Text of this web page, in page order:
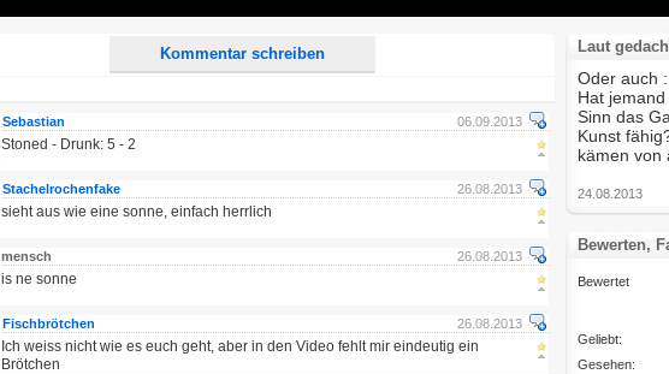
Kommentar schreiben
06.09.2013
Sebastian
Stoned - Drunk: 5 - 2
26.08.2013
Stachelrochenfake
sieht aus wie eine sonne, einfach herrlich
26.08.2013
mensch
is ne sonne
26.08.2013
Fischbrötchen
Ich weiss nicht wie es euch geht, aber in den Video fehlt mir eindeutig ein
Brötchen
Laut
Oder auch
Hat
Sinn das
Kunst
kämen von
24.08.2013
Bewerten,
Bewertet
Geliebt:
Gesehen: